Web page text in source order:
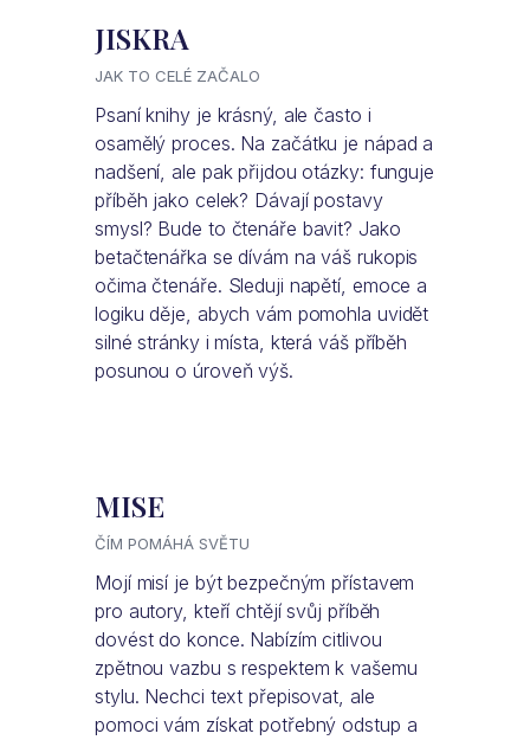
JISKRA
JAK TO CELÉ ZAČALO
Psaní knihy je krásný, ale často i
osamělý proces. Na začátku je nápad a
nadšení, ale pak přijdou otázky: funguje
příběh jako celek? Dávají postavy
smysl? Bude to čtenáře bavit? Jako
betačtenářka se dívám na váš rukopis
očima čtenáře. Sleduji napětí, emoce a
logiku děje, abych vám pomohla uvidět
silné stránky i místa, která váš příběh
posunou o úroveň výš.
MISE
ČÍM POMÁHÁ SVĚTU
Mojí misí je být bezpečným přístavem
pro autory, kteří chtějí svůj příběh
dovést do konce. Nabízím citlivou
zpětnou vazbu s respektem k vašemu
stylu. Nechci text přepisovat, ale
pomoci vám získat potřebný odstup a